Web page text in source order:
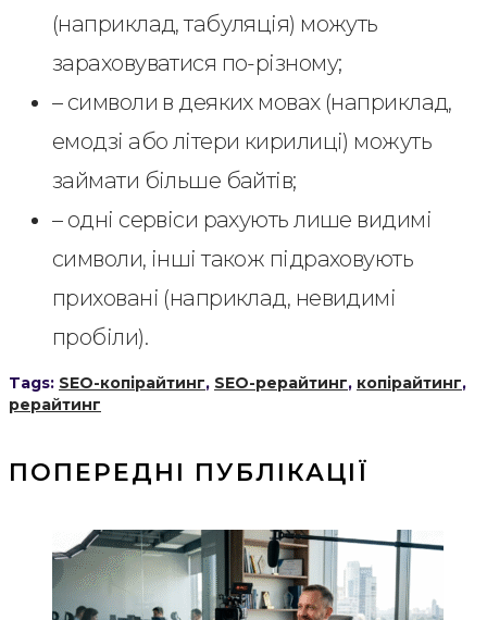
(наприклад, табуляція) можуть
зараховуватися по-різному;
– символи в деяких мовах (наприклад,
емодзі або літери кирилиці) можуть
займати більше байтів;
– одні сервіси рахують лише видимі
символи, інші також підраховують
приховані (наприклад, невидимі
пробіли).
Tags: SEO-копірайтинг, SEO-рерайтинг, копірайтинг,
рерайтинг
ПОПЕРЕДНІ ПУБЛІКАЦІЇ